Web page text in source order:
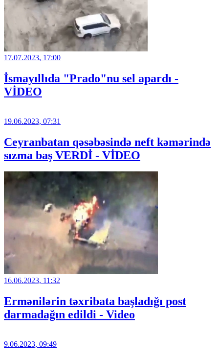
17.07.2023, 17:00
İsmayıllıda "Prado"nu sel apardı -
VİDEO
19.06.2023, 07:31
Ceyranbatan qəsəbəsində neft kəmərində
sızma baş VERDİ - VİDEO
16.06.2023, 11:32
Ermənilərin təxribata başladığı post
darmadağın edildi - Video
9.06.2023, 09:49